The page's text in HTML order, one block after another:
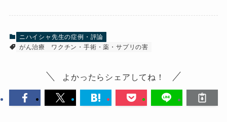
ニハイシャ先生の症例・評論
がん治療
ワクチン・手術・薬・サプリの害
よかったらシェアしてね！